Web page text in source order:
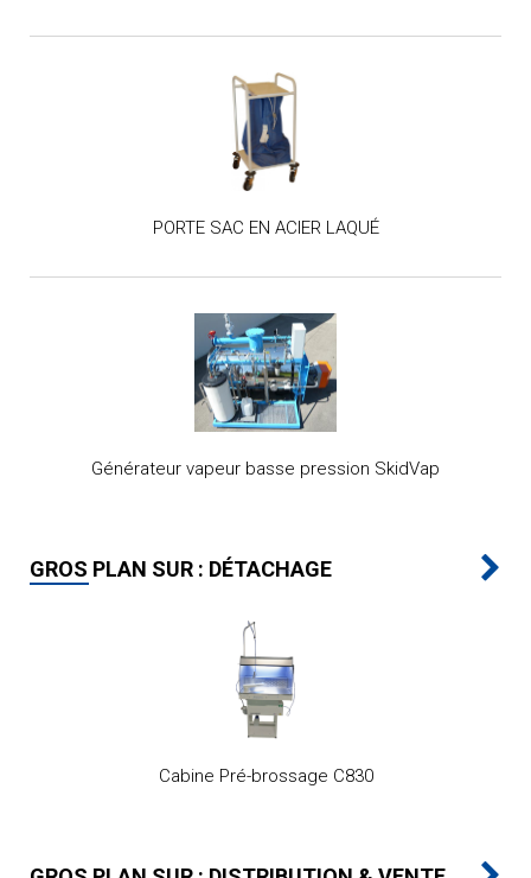
PORTE SAC EN ACIER LAQUÉ
Générateur vapeur basse pression SkidVap
GROS PLAN SUR : DÉTACHAGE
Cabine Pré-brossage C830